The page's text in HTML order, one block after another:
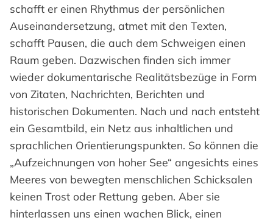
schafft er einen Rhythmus der persönlichen
Auseinandersetzung, atmet mit den Texten,
schafft Pausen, die auch dem Schweigen einen
Raum geben. Dazwischen finden sich immer
wieder dokumentarische Realitätsbezüge in Form
von Zitaten, Nachrichten, Berichten und
historischen Dokumenten. Nach und nach entsteht
ein Gesamtbild, ein Netz aus inhaltlichen und
sprachlichen Orientierungspunkten. So können die
„Aufzeichnungen von hoher See“ angesichts eines
Meeres von bewegten menschlichen Schicksalen
keinen Trost oder Rettung geben. Aber sie
hinterlassen uns einen wachen Blick, einen